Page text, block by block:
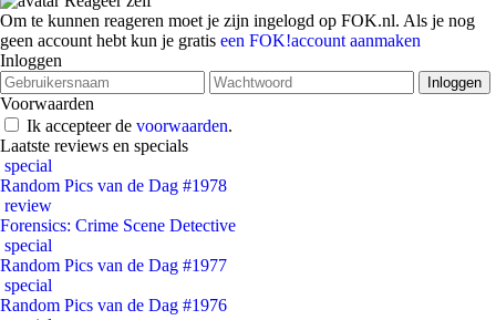
Om te kunnen reageren moet je zijn ingelogd op FOK.nl. Als je nog
geen account hebt kun je gratis een FOK!account aanmaken
Inloggen
Voorwaarden
Ik accepteer de voorwaarden.
Laatste reviews en specials
special
Random Pics van de Dag #1978
review
Forensics: Crime Scene Detective
special
Random Pics van de Dag #1977
special
Random Pics van de Dag #1976